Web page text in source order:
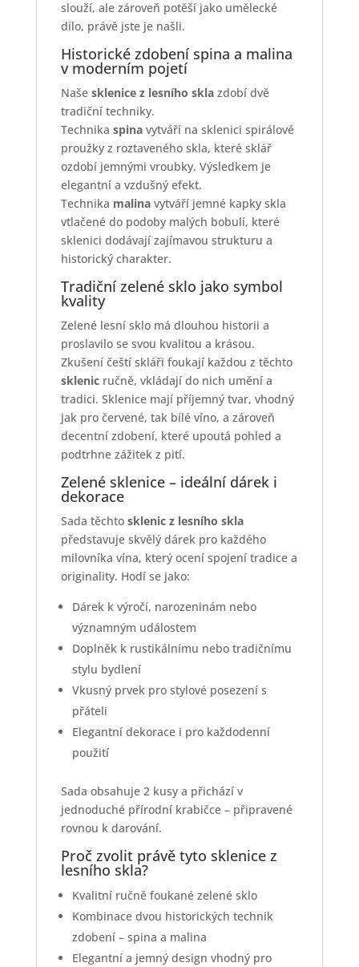
slouží, ale zároveň potěší jako umělecké
dílo, právě jste je našli.
Historické zdobení spina a malina
v moderním pojetí
Naše sklenice z lesního sklazdobí dvě
tradiční techniky.
Technika spinavytváří na sklenici spirálové
proužky z roztaveného skla, které sklář
ozdobí jemnými vroubky. Výsledkem je
elegantní a vzdušný efekt.
Technika malinavytváří jemné kapky skla
vtlačené do podoby malých bobulí, které
sklenici dodávají zajímavou strukturu a
historický charakter.
Tradiční zelené sklo jako symbol
kvality
Zelené lesní sklo má dlouhou historii a
proslavilo se svou kvalitou a krásou.
Zkušení čeští skláři foukají každou z těchto
sklenic ručně, vkládají do nich umění a
tradici. Sklenice mají příjemný tvar, vhodný
jak pro červené, tak bílé víno, a zároveň
decentní zdobení, které upoutá pohled a
podtrhne zážitek z pití.
Zelené sklenice – ideální dárek i
dekorace
Sada těchto sklenic z lesního skla
představuje skvělý dárek pro každého
milovníka vína, který ocení spojení tradice a
originality. Hodí se jako:
Dárek k výročí, narozeninám nebo
významným událostem
Doplněk k rustikálnímu nebo tradičnímu
stylu bydlení
Vkusný prvek pro stylové posezení s
přáteli
Elegantní dekorace i pro každodenní
použití
Sada obsahuje 2 kusy a přichází v
jednoduché přírodní krabičce – připravené
rovnou k darování.
Proč zvolit právě tyto sklenice z
lesního skla?
Kvalitní ručně foukané zelené sklo
Kombinace dvou historických technik
zdobení – spina a malina
Elegantní a jemný design vhodný pro